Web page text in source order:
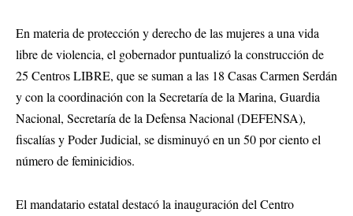
En materia de protección y derecho de las mujeres a una vida
libre de violencia, el gobernador puntualizó la construcción de
25 Centros LIBRE, que se suman a las 18 Casas Carmen Serdán
y con la coordinación con la Secretaría de la Marina, Guardia
Nacional, Secretaría de la Defensa Nacional (DEFENSA),
fiscalías y Poder Judicial, se disminuyó en un 50 por ciento el
número de feminicidios.
El mandatario estatal destacó la inauguración del Centro